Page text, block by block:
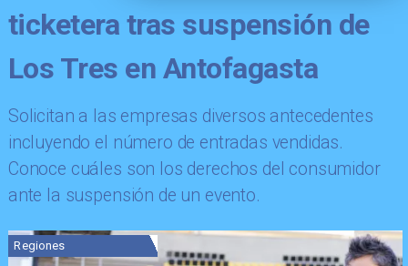
ticketera tras suspensión de
Los Tres en Antofagasta
Solicitan a las empresas diversos antecedentes
incluyendo el número de entradas vendidas.
Conoce cuáles son los derechos del consumidor
ante la suspensión de un evento.
Regiones